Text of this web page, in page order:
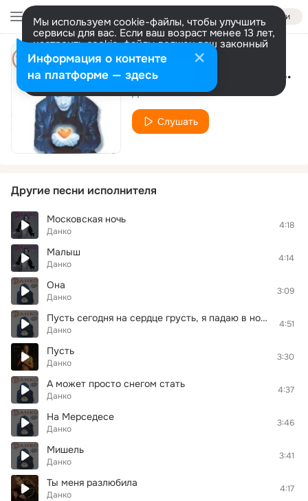
Войти
Мы используем cookie-файлы, чтобы улучшить
сервисы для вас. Если ваш возраст менее 13 лет,
настроить cookie-файлы должен ваш законный
представитель. Больше информации
Разрешить все Настроить Первый снег декабря (Millenium Edit)
Данко
Слушать
Другие песни исполнителя
Московская ночь
Данко
4:18
Малыш
Данко
4:14
Она
Данко
3:09
Пусть сегодня на сердце грусть, я падаю в ночь без чувств....(Dfm mix 2010)
Данко
4:51
Пусть
Данко
3:30
А может просто снегом стать
Данко
4:37
На Мерседесе
Данко
3:46
Мишель
Данко
3:41
Ты меня разлюбила
Данко
4:17
Информация о контенте
на платформе — здесь